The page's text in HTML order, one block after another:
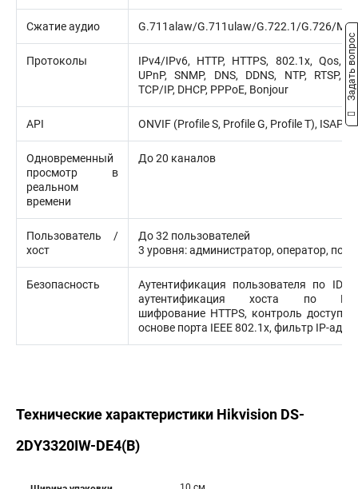
Сжатие аудио G.711alaw/G.711ulaw/G.722.1/G.726/
Протоколы
IPv4/IPv6, HTTP, HTTPS, 802.1x, Qos,
UPnP, SNMP, DNS, DDNS, NTP, RTSP,
TCP/IP, DHCP, PPPoE, Bonjour
API ONVIF (Profile S, Profile G, Profile T), ISAPI,
Одновременный
просмотр в
реальном
времени
До 20 каналов
Пользователь /
хост
До 32 пользователей
3 уровня: администратор, оператор,
Безопасность
Аутентификация пользователя по ID
аутентификация хоста по MAC-
шифрование HTTPS, контроль доступа
основе порта IEEE 802.1x, фильтр IP-
Технические характеристики Hikvision DS-
2DY3320IW-DE4(B)
Задать вопрос